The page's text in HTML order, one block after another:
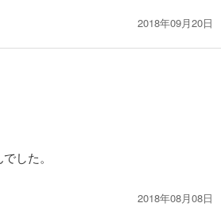
2018年09月20日
した。
2018年08月08日